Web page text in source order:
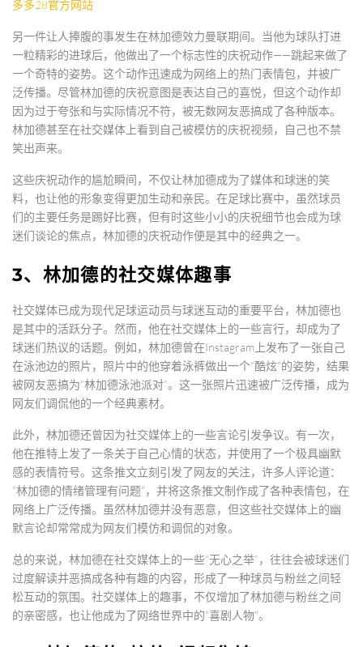
多多28官方网站
另一件让人捧腹的事发生在林加德效力曼联期间。当他为球队打进
一粒精彩的进球后，他做出了一个标志性的庆祝动作——跳起来做了
一个奇特的姿势。这个动作迅速成为网络上的热门表情包，并被广
泛传播。尽管林加德的庆祝意图是表达自己的喜悦，但这个动作却
因为过于夸张和与实际情况不符，被无数网友恶搞成了各种版本。
林加德甚至在社交媒体上看到自己被模仿的庆祝视频，自己也不禁
笑出声来。
这些庆祝动作的尴尬瞬间，不仅让林加德成为了媒体和球迷的笑
料，也让他的形象变得更加生动和亲民。在足球比赛中，虽然球员
们的主要任务是踢好比赛，但有时这些小小的庆祝细节也会成为球
迷们谈论的焦点，林加德的庆祝动作便是其中的经典之一。
3、林加德的社交媒体趣事
社交媒体已成为现代足球运动员与球迷互动的重要平台，林加德也
是其中的活跃分子。然而，他在社交媒体上的一些言行，却成为了
球迷们热议的话题。例如，林加德曾在Instagram上发布了一张自己
在泳池边的照片，照片中的他穿着泳裤做出一个“酷炫”的姿势，结果
被网友恶搞为“林加德泳池派对”。这一张照片迅速被广泛传播，成为
网友们调侃他的一个经典素材。
此外，林加德还曾因为社交媒体上的一些言论引发争议。有一次，
他在推特上发了一条关于自己心情的状态，并使用了一个极具幽默
感的表情符号。这条推文立刻引发了网友的关注，许多人评论道：
“林加德的情绪管理有问题”，并将这条推文制作成了各种表情包，在
网络上广泛传播。虽然林加德并没有恶意，但这些社交媒体上的幽
默言论却常常成为网友们模仿和调侃的对象。
总的来说，林加德在社交媒体上的一些“无心之举”，往往会被球迷们
过度解读并恶搞成各种有趣的内容，形成了一种球员与粉丝之间轻
松互动的氛围。社交媒体上的趣事，不仅增加了林加德与粉丝之间
的亲密感，也让他成为了网络世界中的“喜剧人物”。